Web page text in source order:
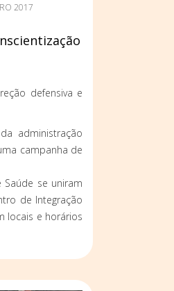
2017
defensiva e
administração
campanha de
Saúde se uniram
de Integração
locais e horários